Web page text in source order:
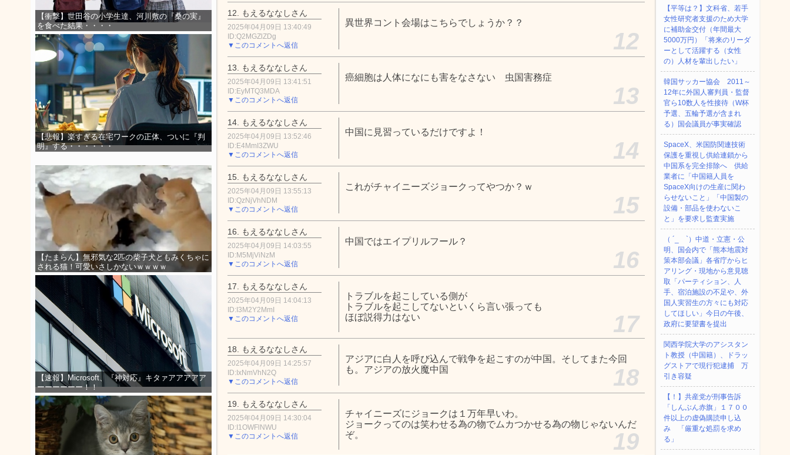
【衝撃】世田谷の小学生達、河川敷の『桑の実』
を食べた結果・・・・
【悲報】楽すぎる在宅ワークの正体、ついに『判
明』する・・・・・・
【たまらん】無邪気な2匹の柴子犬ともみくちゃに
される猫！可愛いさしかないｗｗｗｗ
【速報】Microsoft、『神対応』キタァアアアアア
ーーーーーー！！
12. もえるななしさん
2025年04月09日 13:40:49
ID:Q2MGZlZDg
▼このコメントへ返信
異世界コント会場はこちらでしょうか？？
12
13. もえるななしさん
2025年04月09日 13:41:51
ID:EyMTQ3MDA
▼このコメントへ返信
癌細胞は人体になにも害をなさない 虫国害務症
13
14. もえるななしさん
2025年04月09日 13:52:46
ID:E4MmI3ZWU
▼このコメントへ返信
中国に見習っているだけですよ！
14
15. もえるななしさん
2025年04月09日 13:55:13
ID:QzNjVhNDM
▼このコメントへ返信
これがチャイニーズジョークってやつか？ｗ
15
16. もえるななしさん
2025年04月09日 14:03:55
ID:M5MjViNzM
▼このコメントへ返信
中国ではエイプリルフール？
16
17. もえるななしさん
2025年04月09日 14:04:13
ID:I3M2Y2MmI
▼このコメントへ返信
トラブルを起こしている側が
トラブルを起こしてないといくら言い張っても
ほぼ説得力はない
17
18. もえるななしさん
2025年04月09日 14:25:57
ID:IxNmVhN2Q
▼このコメントへ返信
アジアに白人を呼び込んで戦争を起こすのが中国。そしてまた今回
も。アジアの放火魔中国
18
19. もえるななしさん
2025年04月09日 14:30:04
ID:I1OWFlNWU
▼このコメントへ返信
チャイニーズにジョークは１万年早いわ。
ジョークってのは笑わせる為の物でムカつかせる為の物じゃないんだ
ぞ。
19
【平等は？】文科省、若手
女性研究者支援のため大学
に補助金交付（年間最大
5000万円）「将来のリーダ
ーとして活躍する（女性
の）人材を輩出したい」
韓国サッカー協会 2011～
12年に外国人審判員・監督
官ら10数人を性接待（W杯
予選、五輪予選が含まれ
る）国会議員が事実確認
SpaceX、米国防関連技術
保護を重視し供給連鎖から
中国系を完全排除へ 供給
業者に「中国籍人員を
SpaceX向けの生産に関わ
らせないこと」「中国製の
設備・部品を使わないこ
と」を要求し監査実施
（ ´_ゝ`）中道・立憲・公
明、国会内で「熊本地震対
策本部会議」各省庁からヒ
アリング・現地から意見聴
取「パーティション、人
手、宿泊施設の不足や、外
国人実習生の方々にも対応
してほしい」今日の午後、
政府に要望書を提出
関西学院大学のアシスタン
ト教授（中国籍）、ドラッ
グストアで現行犯逮捕 万
引き容疑
【！】共産党が刑事告訴
「しんぶん赤旗」１７００
件以上の虚偽購読申し込
み 「厳重な処罰を求め
る」